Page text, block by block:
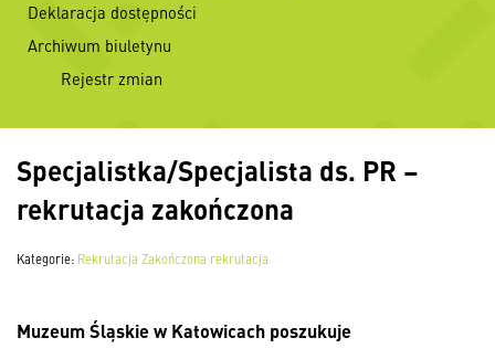
Deklaracja dostępności
Archiwum biuletynu
Rejestr zmian
Specjalistka/Specjalista ds. PR –
rekrutacja zakończona
Kategorie: Rekrutacja Zakończona rekrutacja
Muzeum Śląskie w Katowicach poszukuje